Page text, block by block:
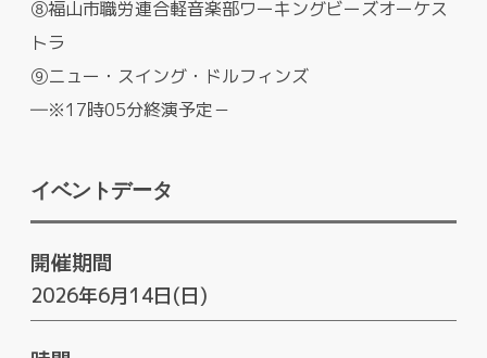
⑧福山市職労連合軽音楽部ワーキングビーズオーケス
トラ
⑨ニュー・スイング・ドルフィンズ
―※17時05分終演予定－
イベントデータ
開催期間
2026年6月14日(日)